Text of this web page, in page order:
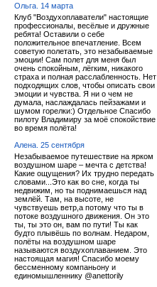
Ольга. 14 марта
Клуб "Воздухоплаватели" настоящие
профессионалы, весёлые и дружные
ребята! Оставили о себе
положительное впечатление. Всем
советую полетать, это незабываемые
эмоции! Сам полет для меня был
очень спокойным, лёгким, никакого
страха и полная расслабленность. Нет
подходящих слов, чтобы описать свои
эмоции и чувства. Я ни о чем не
думала, наслаждалась пейзажами и
шумом горелки:) Отдельное Спасибо
пилоту Владимиру за моё спокойствие
во время полёта!
Алена. 25 сентября
Незабываемое путешествие на ярком
воздушном шаре – мечта с детства!
Какие ощущения? Их трудно передать
словами...Это как во сне, когда ты
недвижим, но ты поднимаешься над
землёй. Там, на высоте, не
чувствуешь ветр,а потому что ты в
потоке воздушного движения. Он это
ты, ты это он, вам по пути! Ты как
будто плывёшь по волнам. Недаром,
полёты на воздушном шаре
называются воздухоплаванием. Это
настоящая магия! Спасибо моему
бессменному компаньону и
единомышленнику @anettorily